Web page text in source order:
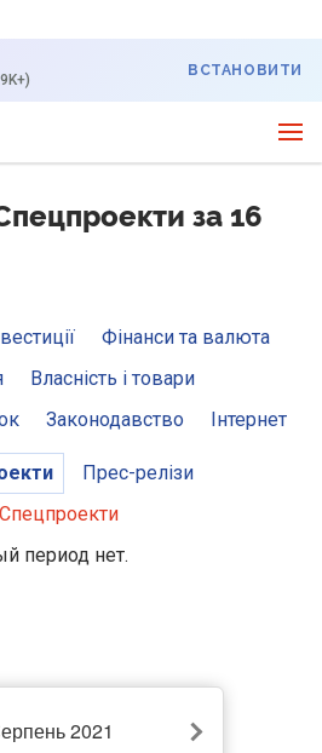
ВСТАНОВИТИ
за 16
Фінанси та валюта
Власність і товари
Законодавство Інтернет
Прес-релізи
период нет.
2021